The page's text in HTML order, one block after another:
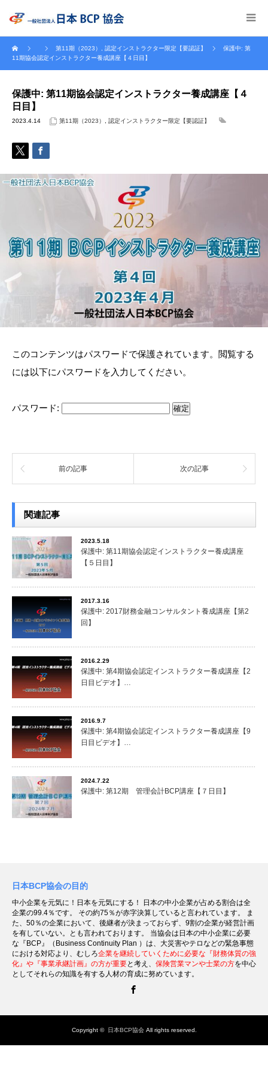
第11期（2023） 認定インストラクター限定【要認証】
保護中: 第
11期協会認定インストラクター養成講座【４日目】
保護中: 第11期協会認定インストラクター養成講座【４
日目】
2023.4.14 第11期（2023） 認定インストラクター限定【要認証】
このコンテンツはパスワードで保護されています。閲覧する
には以下にパスワードを入力してください。
パスワード:
前の記事 次の記事
関連記事
2023.5.18
保護中: 第11期協会認定インストラクター養成講座
【５日目】
2017.3.16
保護中: 2017財務金融コンサルタント養成講座【第2
回】
2016.2.29
保護中: 第4期協会認定インストラクター養成講座【2
日目ビデオ】…
2016.9.7
保護中: 第4期協会認定インストラクター養成講座【9
日目ビデオ】…
2024.7.22
保護中: 第12期 管理会計BCP講座【７日目】
日本BCP協会の目的
中小企業を元気に！日本を元気にする！ 日本の中小企業が占める割合は全
企業の99.4％です。 その約75％が赤字決算していると言われています。 ま
た、50％の企業において、後継者が決まっておらず、9割の企業が経営計画
を有していない。とも言われております。 当協会は日本の中小企業に必要
な『BCP』（Business Continuity Plan ）は、大災害やテロなどの緊急事態
における対応より、むしろ企業を継続していくために必要な『財務体質の強
化』や『事業承継計画』の方が重要と考え、 保険営業マンや士業の方を中心
としてそれらの知識を有する人材の育成に努めています。
Copyright © 日本BCP協会All rights reserved.